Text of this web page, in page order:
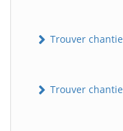
Trouver
Trouver